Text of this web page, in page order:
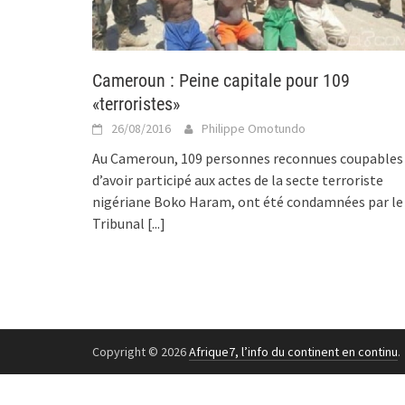
Cameroun : Peine capitale pour 109
«terroristes»
26/08/2016 Philippe Omotundo
Au Cameroun, 109 personnes reconnues coupables
d’avoir participé aux actes de la secte terroriste
nigériane Boko Haram, ont été condamnées par le
Tribunal [...]
Copyright © 2026Afrique7, l’info du continent en continu.